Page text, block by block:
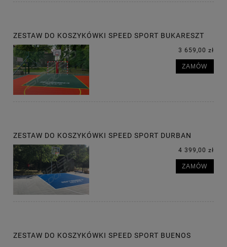
ZESTAW DO KOSZYKÓWKI SPEED SPORT BUKARESZT
3 659,00 zł
ZAMÓW
ZESTAW DO KOSZYKÓWKI SPEED SPORT DURBAN
4 399,00 zł
ZAMÓW
ZESTAW DO KOSZYKÓWKI SPEED SPORT BUENOS